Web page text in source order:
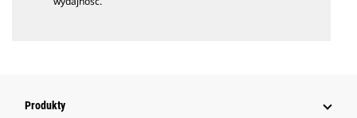
Produkty